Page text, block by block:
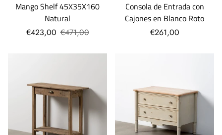
Mango Shelf 45X35X160
Natural
€423,00 €471,00
Consola de Entrada con
Cajones en Blanco Roto
€261,00